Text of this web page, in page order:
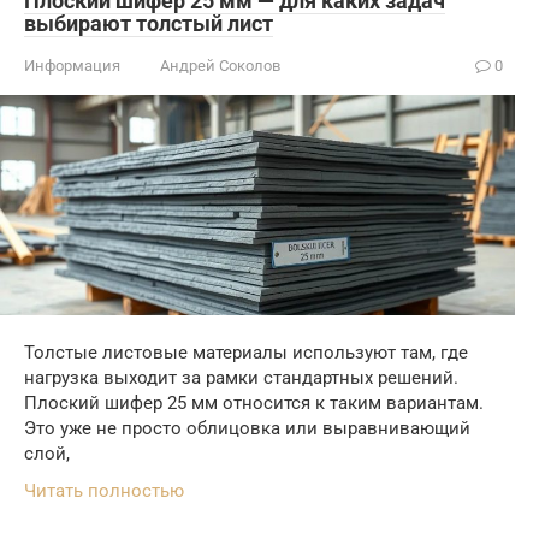
выбирают толстый лист
Информация Андрей Соколов 0
Толстые листовые материалы используют там, где
нагрузка выходит за рамки стандартных решений.
Плоский шифер 25 мм относится к таким вариантам.
Это уже не просто облицовка или выравнивающий
слой,
Читать полностью